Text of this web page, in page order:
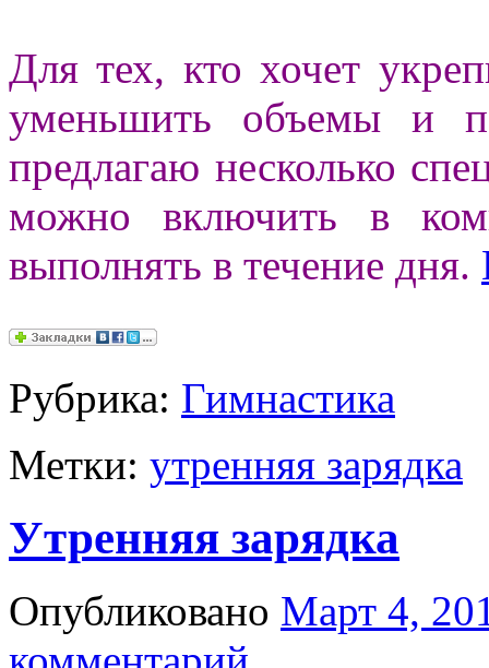
Для тех, кто хочет
уменьшить объемы и
предлагаю несколько
можно включить в
выполнять в течение дня.
Рубрика: Гимнастика
Метки: утренняя зарядка
Утренняя зарядка
Опубликовано Март 4,